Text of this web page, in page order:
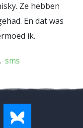
Ze hebben
En dat was
ik.
sms